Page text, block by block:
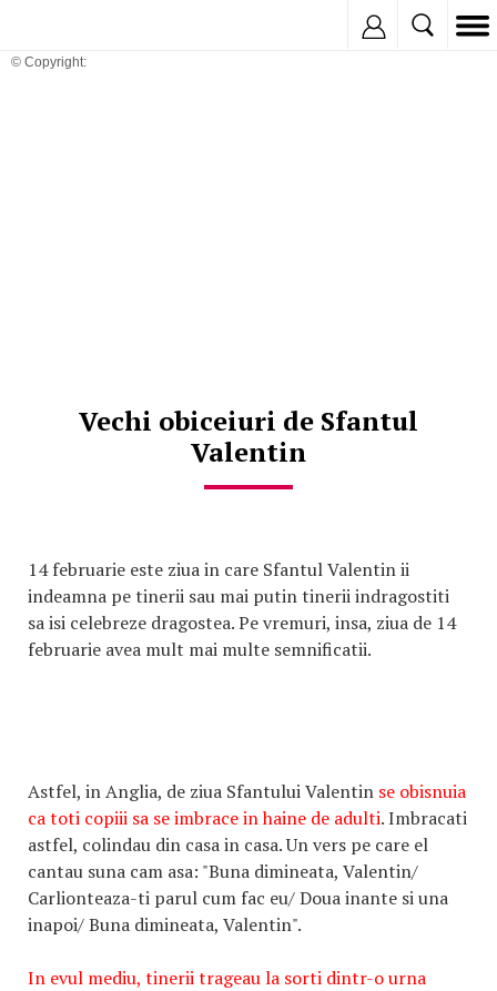
© Copyright:
Vechi obiceiuri de Sfantul
Valentin
14 februarie este ziua in care Sfantul Valentin ii
indeamna pe tinerii sau mai putin tinerii indragostiti
sa isi celebreze dragostea. Pe vremuri, insa, ziua de 14
februarie avea mult mai multe semnificatii.
Astfel, in Anglia, de ziua Sfantului Valentin se obisnuia
ca toti copiii sa se imbrace in haine de adulti. Imbracati
astfel, colindau din casa in casa. Un vers pe care el
cantau suna cam asa: "Buna dimineata, Valentin/
Carlionteaza-ti parul cum fac eu/ Doua inante si una
inapoi/ Buna dimineata, Valentin".
In evul mediu, tinerii trageau la sorti dintr-o urna